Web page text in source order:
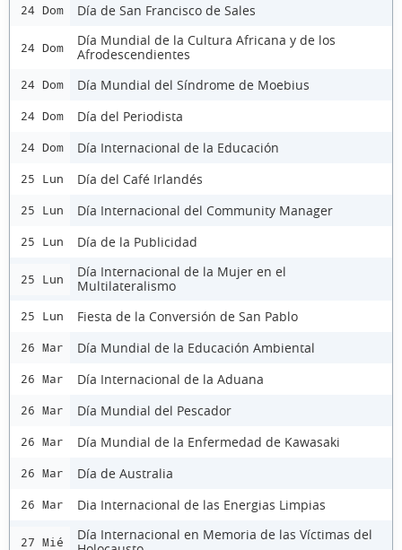
24 Dom Día de San Francisco de Sales
24 Dom
Día Mundial de la Cultura Africana y de los
Afrodescendientes
24 Dom Día Mundial del Síndrome de Moebius
24 Dom Día del Periodista
24 Dom Día Internacional de la Educación
25 Lun Día del Café Irlandés
25 Lun Día Internacional del Community Manager
25 Lun Día de la Publicidad
25 Lun
Día Internacional de la Mujer en el
Multilateralismo
25 Lun Fiesta de la Conversión de San Pablo
26 Mar Día Mundial de la Educación Ambiental
26 Mar Día Internacional de la Aduana
26 Mar Día Mundial del Pescador
26 Mar Día Mundial de la Enfermedad de Kawasaki
26 Mar Día de Australia
26 Mar Dia Internacional de las Energias Limpias
27 Mié
Día Internacional en Memoria de las Víctimas del